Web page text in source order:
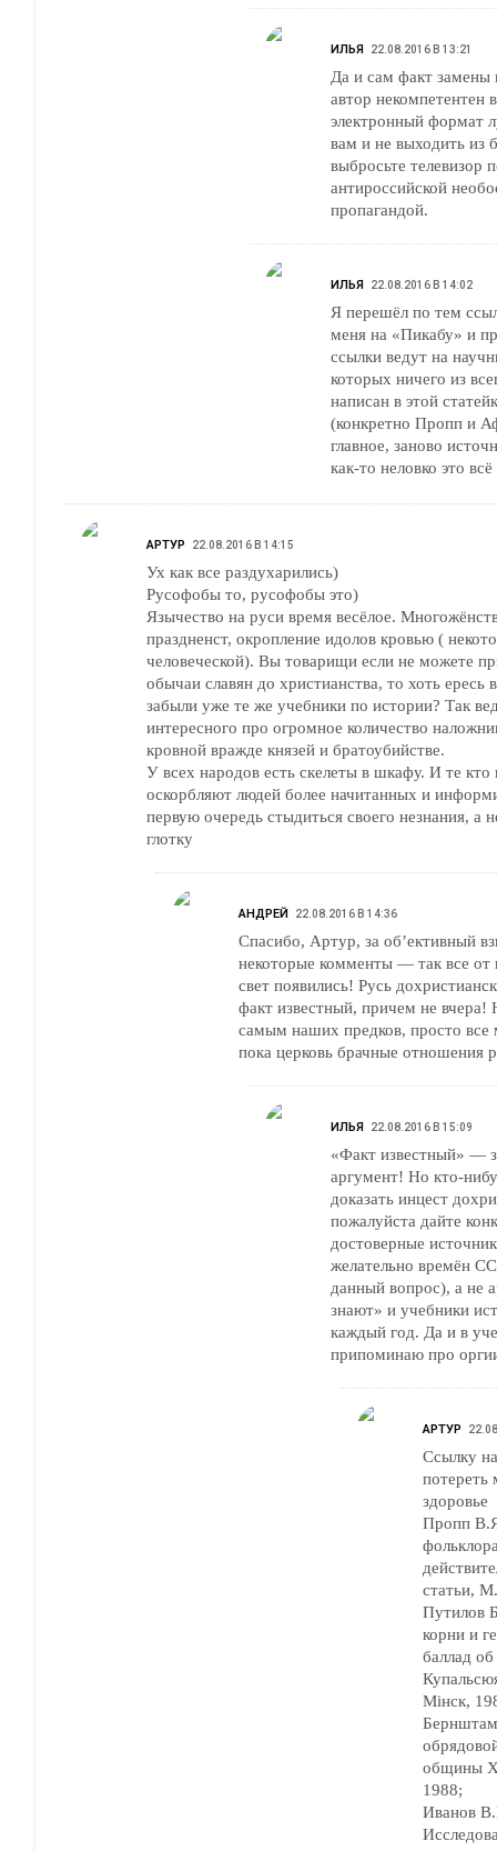
ИЛЬЯ 22.08.2016 В 13:21
Да и сам факт замены
автор некомпетентен
электронный формат
вам и не выходить
выбросьте телевизор
антироссийской
пропагандой.
ИЛЬЯ 22.08.2016 В 14:02
Я перешёл по тем
меня на «Пикабу» и
ссылки ведут на
которых ничего из
написан в этой
(конкретно Пропп и
главное, заново
как-то неловко это
АРТУР 22.08.2016 В 14:15
Ух как все раздухарились)
Русофобы то, русофобы это)
Язычество на руси время весёлое.
праздненст, окропление идолов кровью (
человеческой). Вы товарищи если не можете
обычаи славян до христианства, то хоть
забыли уже те же учебники по истории? Так
интересного про огромное количество
кровной вражде князей и братоубийстве.
У всех народов есть скелеты в шкафу. И те кто
оскорбляют людей более начитанных и
первую очередь стыдиться своего незнания, а
глотку
АНДРЕЙ 22.08.2016 В 14:36
Спасибо, Артур, за об’ективный
некоторые комменты — так все от
свет появились! Русь
факт известный, причем не вчера!
самым наших предков, просто
пока церковь брачные отношения
ИЛЬЯ 22.08.2016 В 15:09
«Факт известный» —
аргумент! Но кто-
доказать инцест
пожалуйста дайте
достоверные
желательно времён
данный вопрос), а не
знают» и учебники истории,
каждый год. Да и в
припоминаю про
АРТУР
Ссылку
потереть
здоровье
Пропп
статьи,
Путилов
корни и
баллад
Мiнск,
общины
1988;
Иванов